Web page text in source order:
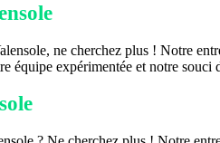
ne cherchez plus ! Notre
expérimentée et notre souci